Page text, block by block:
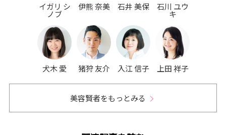
イガリ シ
ノブ
伊熊 奈美 石井 美保 石川 ユウ
キ
犬木 愛 猪狩 友介 入江 信子 上田 祥子
美容賢者をもっとみる